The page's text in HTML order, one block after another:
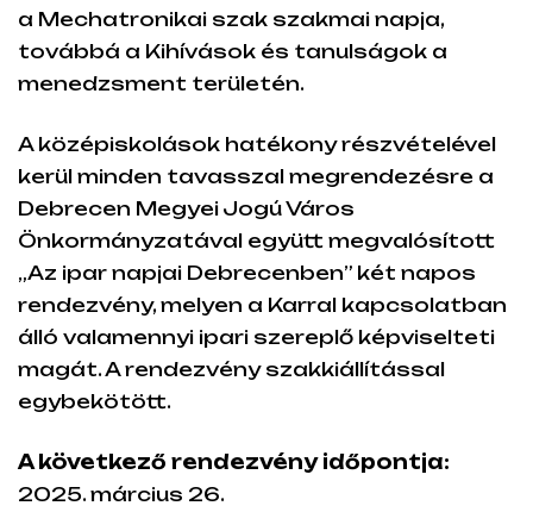
a Mechatronikai szak szakmai napja,
továbbá a Kihívások és tanulságok a
menedzsment területén.
A középiskolások hatékony részvételével
kerül minden tavasszal megrendezésre a
Debrecen Megyei Jogú Város
Önkormányzatával együtt megvalósított
„Az ipar napjai Debrecenben” két napos
rendezvény, melyen a Karral kapcsolatban
álló valamennyi ipari szereplő képviselteti
magát. A rendezvény szakkiállítással
egybekötött.
A következő rendezvény időpontja:
2025. március 26.